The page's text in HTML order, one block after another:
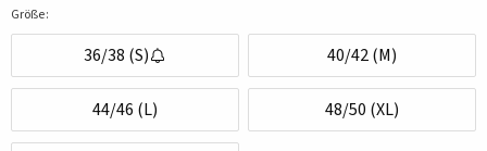
Größe:
36/38 (S) 40/42 (M)
44/46 (L) 48/50 (XL)